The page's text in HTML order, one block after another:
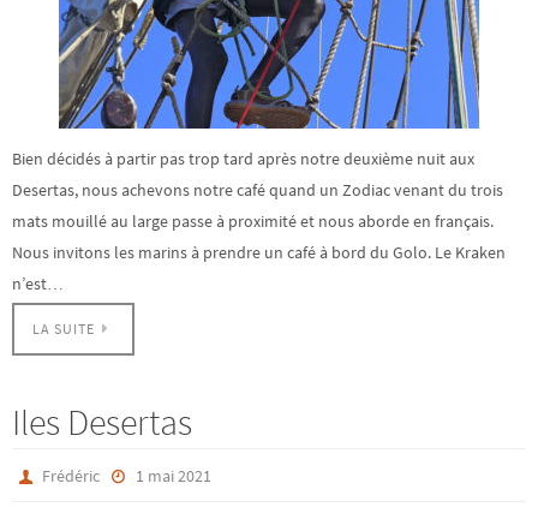
Bien décidés à partir pas trop tard après notre deuxième nuit aux
Desertas, nous achevons notre café quand un Zodiac venant du trois
mats mouillé au large passe à proximité et nous aborde en français.
Nous invitons les marins à prendre un café à bord du Golo. Le Kraken
n’est…
LA SUITE
Iles Desertas
Frédéric 1 mai 2021